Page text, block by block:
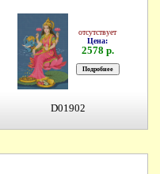
отсутствует
Цена:
2578 р.
D01902